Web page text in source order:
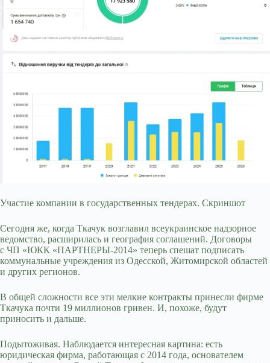
Участие компании в государственных тендерах. Скриншот
Сегодня же, когда Ткачук возглавил всеукраинское надзорное
ведомство, расширилась и география соглашений. Договоры
с ЧП «ЮКК «ПАРТНЕРЫ-2014» теперь спешат подписать
коммунальные учреждения из Одесской, Житомирской областей
и других регионов.
В общей сложности все эти мелкие контракты принесли фирме
Ткачука почти 19 миллионов гривен. И, похоже, будут
приносить и дальше.
Подытоживая. Наблюдается интересная картина: есть
юридическая фирма, работающая с 2014 года, основателем